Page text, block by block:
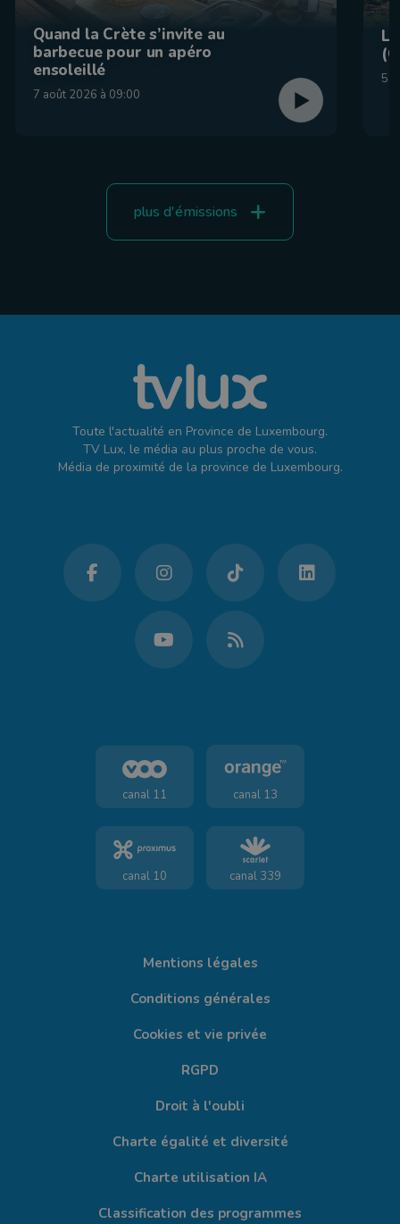
Quand la Crète s’invite au
barbecue pour un apéro
ensoleillé
7 août 2026 à 09:00
5
plus d'émissions
Toute l'actualité en Province de Luxembourg.
TV Lux, le média au plus proche de vous.
Média de proximité de la province de Luxembourg.
canal 11 canal 13
canal 10 canal 339
Mentions légales
Conditions générales
Cookies et vie privée
RGPD
Droit à l'oubli
Charte égalité et diversité
Charte utilisation IA
Classification des programmes